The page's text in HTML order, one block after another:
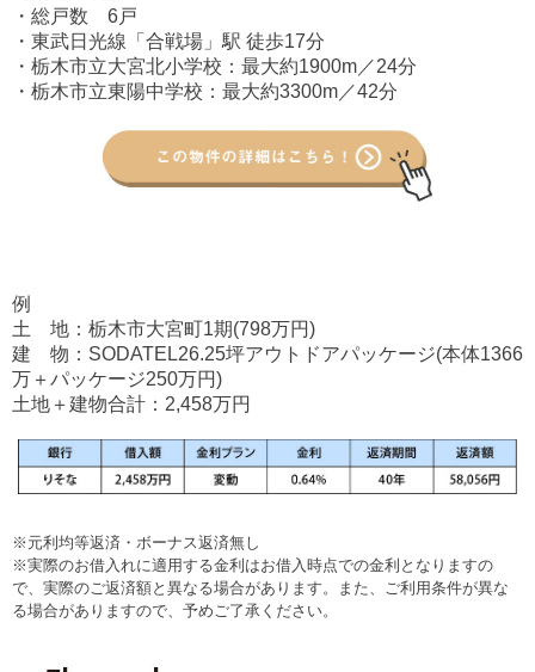
・総戸数 6戸
・東武日光線「合戦場」駅 徒歩17分
・栃木市立大宮北小学校：最大約1900m／24分
・栃木市立東陽中学校：最大約3300m／42分
例
土 地：栃木市大宮町1期(798万円)
建 物：SODATEL26.25坪アウトドアパッケージ(本体1366
万＋パッケージ250万円)
土地＋建物合計：2,458万円
※元利均等返済・ボーナス返済無し
※実際のお借入れに適用する金利はお借入時点での金利となりますの
で、実際のご返済額と異なる場合があります。また、ご利用条件が異な
る場合がありますので、予めご了承ください。